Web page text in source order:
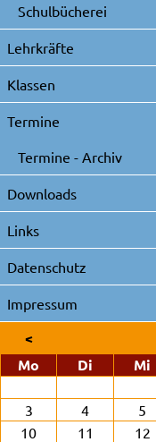
Schulbücherei
Lehrkräfte
Klassen
Termine
Termine - Archiv
Downloads
Links
Datenschutz
Impressum
<
Mo
Di enstagMi
3
4 5
10
11 12